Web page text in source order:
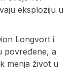
eksploziju u
Longvort i
povređene, a
menja život u